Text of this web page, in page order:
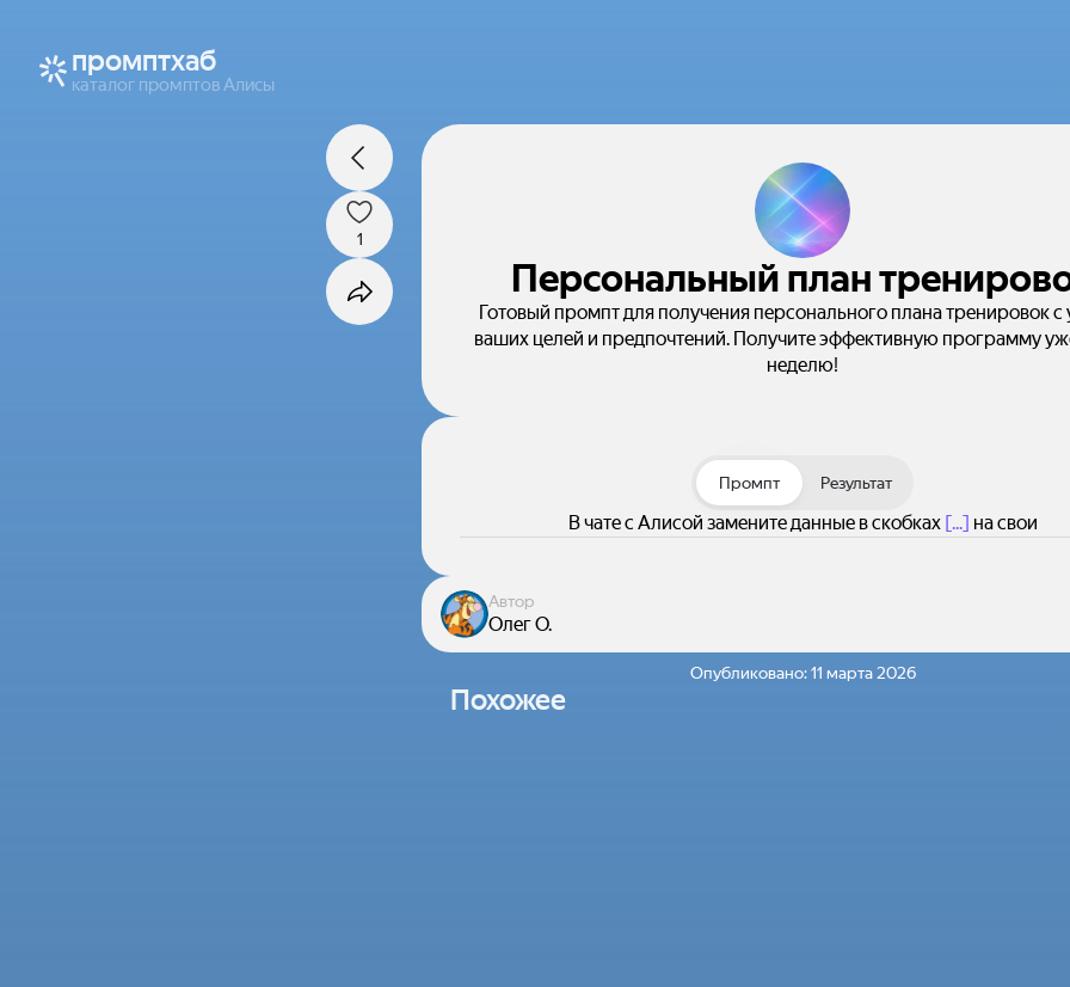
промптхаб
каталог промптов Алисы
Персональный план
Готовый промпт для получения персонального плана тренировок с
ваших целей и предпочтений. Получите эффективную программу
неделю!
1
Промпт Результат
В чате с Алисой замените данные в скобках [...] на свои
Автор
Олег О.
Опубликовано:11 марта 2026
Похожее